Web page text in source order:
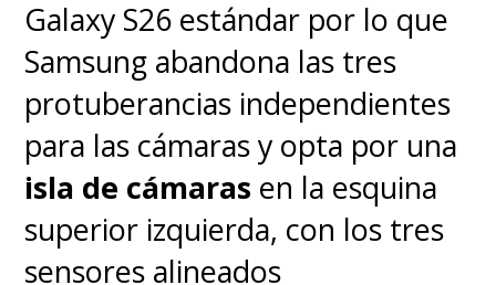
Galaxy S26 estándar por lo que
Samsung abandona las tres
protuberancias independientes
para las cámaras y opta por una
isla de cámaras en la esquina
superior izquierda, con los tres
sensores alineados